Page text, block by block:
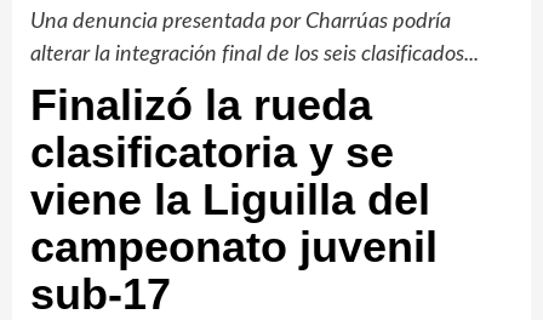
Una denuncia presentada por Charrúas podría
alterar la integración final de los seis clasificados...
Finalizó la rueda
clasificatoria y se
viene la Liguilla del
campeonato juvenil
sub-17